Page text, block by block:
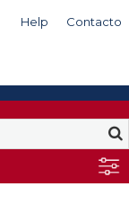
Help Contacto